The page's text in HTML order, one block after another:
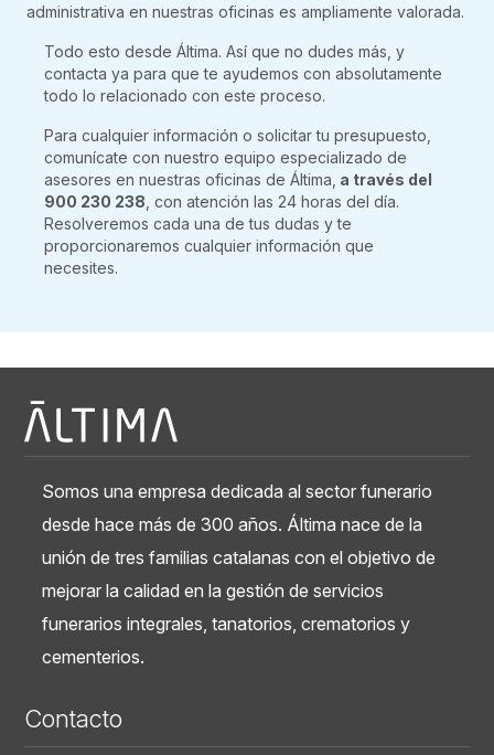
administrativa en nuestras oficinas es ampliamente valorada.
Todo esto desde Áltima. Así que no dudes más, y
contacta ya para que te ayudemos con absolutamente
todo lo relacionado con este proceso.
Para cualquier información o solicitar tu presupuesto,
comunícate con nuestro equipo especializado de
asesores en nuestras oficinas de Áltima, a través del
900 230 238 , con atención las 24 horas del día.
Resolveremos cada una de tus dudas y te
proporcionaremos cualquier información que
necesites.
Somos una empresa dedicada al sector funerario
desde hace más de 300 años. Áltima nace de la
unión de tres familias catalanas con el objetivo de
mejorar la calidad en la gestión de servicios
funerarios integrales, tanatorios, crematorios y
cementerios.
Contacto